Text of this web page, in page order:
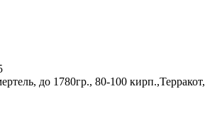
до 1780гр., 80-100 кирп.,Терракот,